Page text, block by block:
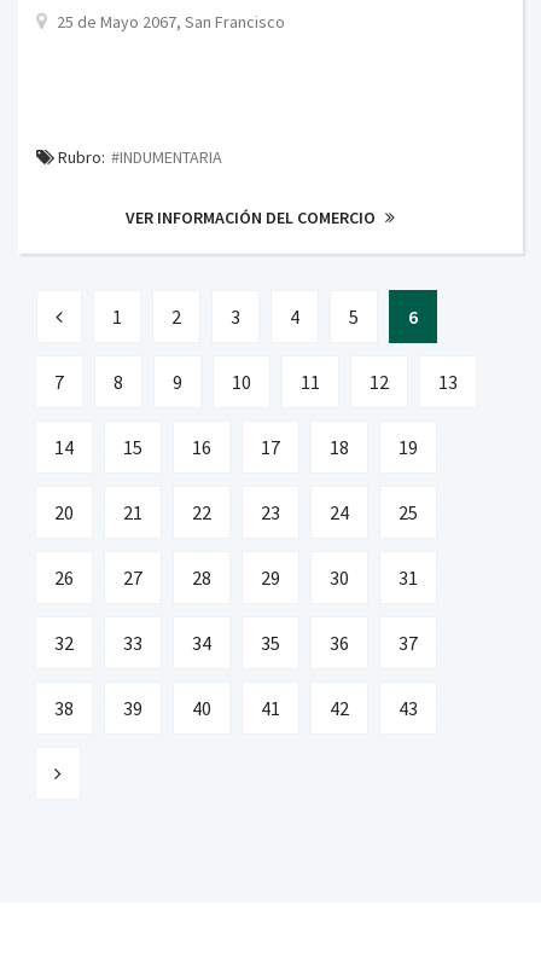
25 de Mayo 2067, San Francisco
Rubro: #INDUMENTARIA
VER INFORMACIÓN DEL COMERCIO
1 2 3 4 5 6
7 8 9 10 11 12 13
14 15 16 17 18 19
20 21 22 23 24 25
26 27 28 29 30 31
32 33 34 35 36 37
38 39 40 41 42 43